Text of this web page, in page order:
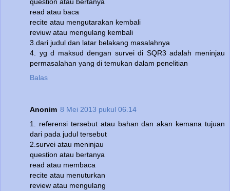
question atau bertanya
read atau baca
recite atau mengutarakan kembali
reviuw atau mengulang kembali
3.dari judul dan latar belakang masalahnya
4. yg d maksud dengan survei di SQR3 adalah meninjau
permasalahan yang di temukan dalam penelitian
Balas
Anonim 8 Mei 2013 pukul 06.14
1. referensi tersebut atau bahan dan akan kemana tujuan
dari pada judul tersebut
2.survei atau meninjau
question atau bertanya
read atau membaca
recite atau menuturkan
review atau mengulang